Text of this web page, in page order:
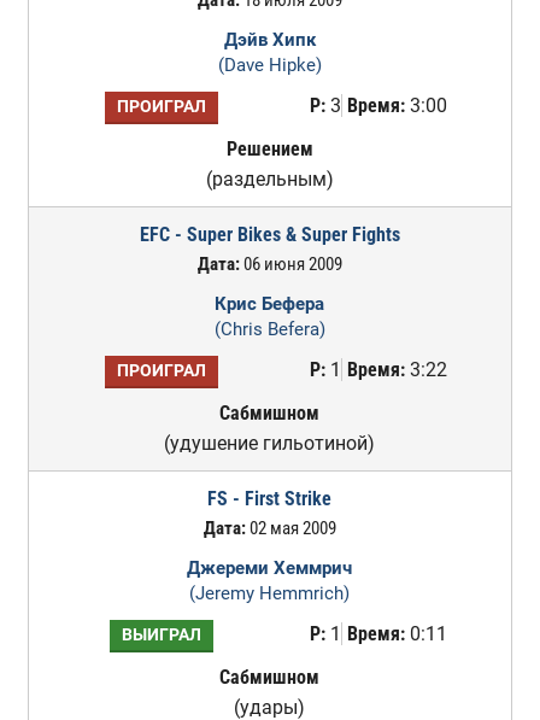
Дэйв Хипк
(Dave Hipke)
ПРОИГРАЛ Р:3 Время:3:00
Решением
(раздельным)
EFC - Super Bikes & Super Fights
Дата:06 июня 2009
Крис Бефера
(Chris Befera)
ПРОИГРАЛ Р:1 Время:3:22
Сабмишном
(удушение гильотиной)
FS - First Strike
Дата:02 мая 2009
Джереми Хеммрич
(Jeremy Hemmrich)
ВЫИГРАЛ Р:1 Время:0:11
Сабмишном
(удары)